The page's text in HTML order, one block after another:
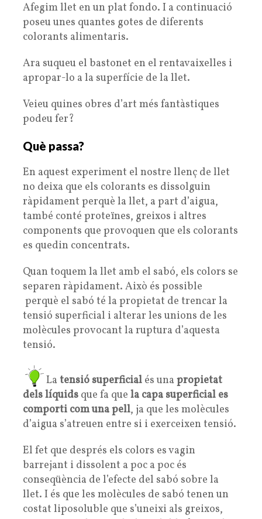
Afegim llet en un plat fondo. I a continuació
poseu unes quantes gotes de diferents
colorants alimentaris.
Ara suqueu el bastonet en el rentavaixelles i
apropar-lo a la superfície de la llet.
Veieu quines obres d’art més fantàstiques
podeu fer?
Què passa?
En aquest experiment el nostre llenç de llet
no deixa que els colorants es dissolguin
ràpidament perquè la llet, a part d’aigua,
també conté proteïnes, greixos i altres
components que provoquen que els colorants
es quedin concentrats.
Quan toquem la llet amb el sabó, els colors se
separen ràpidament. Això és possible
perquè el sabó té la propietat de trencar la
tensió superficial i alterar les unions de les
molècules provocant la ruptura d’aquesta
tensió.
La tensió superficial és una propietat
dels líquids que fa que la capa superficial es
comporti com una pell, ja que les molècules
d’aigua s’atreuen entre si i exerceixen tensió.
El fet que després els colors es vagin
barrejant i dissolent a poc a poc és
conseqüència de l’efecte del sabó sobre la
llet. I és que les molècules de sabó tenen un
costat liposoluble que s’uneixi als greixos,